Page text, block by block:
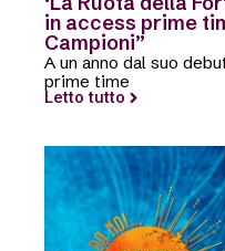
in access prime
Campioni”
A un anno dal suo
prime time
Letto tutto